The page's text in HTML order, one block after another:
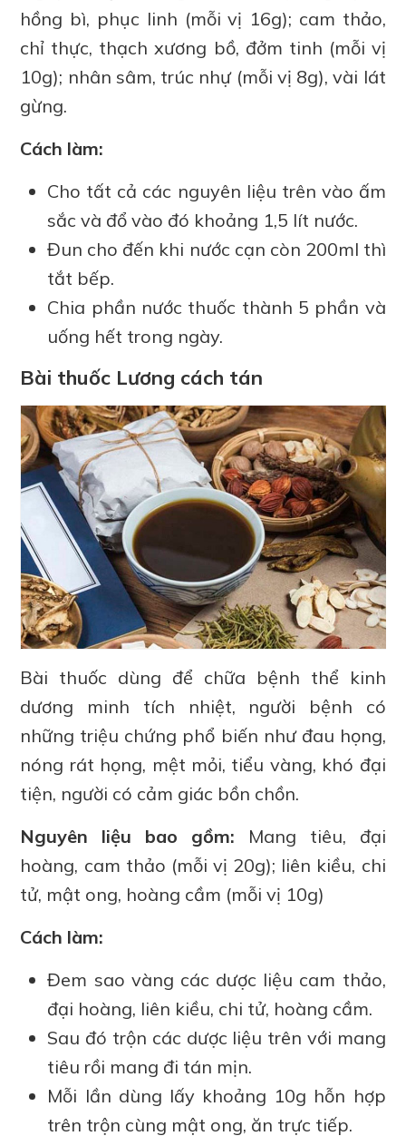
hồng bì, phục linh (mỗi vị 16g); cam thảo,
chỉ thực, thạch xương bồ, đởm tinh (mỗi vị
10g); nhân sâm, trúc nhự (mỗi vị 8g), vài lát
gừng.
Cách làm:
Cho tất cả các nguyên liệu trên vào ấm
sắc và đổ vào đó khoảng 1,5 lít nước.
Đun cho đến khi nước cạn còn 200ml thì
tắt bếp.
Chia phần nước thuốc thành 5 phần và
uống hết trong ngày.
Bài thuốc Lương cách tán
Bài thuốc dùng để chữa bệnh thể kinh
dương minh tích nhiệt, người bệnh có
những triệu chứng phổ biến như đau họng,
nóng rát họng, mệt mỏi, tiểu vàng, khó đại
tiện, người có cảm giác bồn chồn.
Nguyên liệu bao gồm: Mang tiêu, đại
hoàng, cam thảo (mỗi vị 20g); liên kiều, chi
tử, mật ong, hoàng cầm (mỗi vị 10g)
Cách làm:
Đem sao vàng các dược liệu cam thảo,
đại hoàng, liên kiều, chi tử, hoàng cầm.
Sau đó trộn các dược liệu trên với mang
tiêu rồi mang đi tán mịn.
Mỗi lần dùng lấy khoảng 10g hỗn hợp
trên trộn cùng mật ong, ăn trực tiếp.